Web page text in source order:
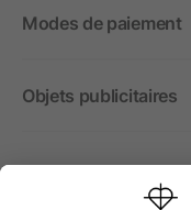
Modes de paiement
Objets publicitaires